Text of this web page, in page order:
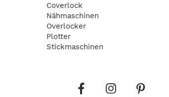
Coverlock
Nähmaschinen
Overlocker
Plotter
Stickmaschinen